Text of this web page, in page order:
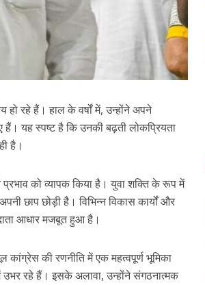
रहे हैं। हाल के वर्षों में, उन्होंने अपने
यह स्पष्ट है कि उनकी बढ़ती लोकप्रियता
है।
को व्यापक किया है। युवा शक्ति के रूप में
छाप छोड़ी है। विभिन्न विकास कार्यों और
आधार मजबूत हुआ है।
कांग्रेस की रणनीति में एक महत्वपूर्ण भूमिका
उभर रहे हैं। इसके अलावा, उन्होंने संगठनात्मक